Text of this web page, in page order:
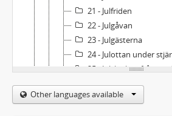
21 - Julfriden
22 - Julgåvan
23 - Julgästerna
24 - Julottan under
25 - Julskinkan från
26 - Julskorporna
27 - Kajs äventyrliga dag
Other languages available